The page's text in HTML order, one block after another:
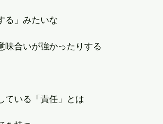
る」みたいな
味合いが強かったりする
ている「責任」とは